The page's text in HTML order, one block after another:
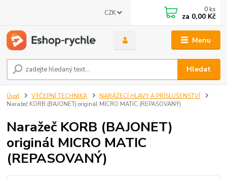
Menu
CZK
Hledat
0 ks
za 0,00 Kč
Úvod VÝČEPNÍ TECHNIKA
NARÁŽECÍ HLAVY A PŘÍSLUŠENSTVÍ
Naražeč KORB (BAJONET) originál MICRO MATIC (REPASOVANÝ)
Naražeč KORB (BAJONET)
originál MICRO MATIC
(REPASOVANÝ)